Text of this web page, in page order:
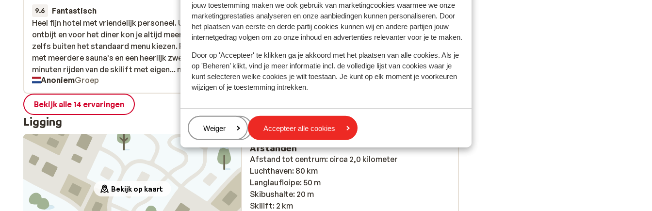
jouw toestemming maken we ook gebruik van marketingcookies waarmee we onze
marketingprestaties analyseren en onze aanbiedingen kunnen personaliseren. Door
het plaatsen van eerste en derde partij cookies kunnen wij en andere partijen jouw
internetgedrag volgen om zo onze inhoud en advertenties relevanter voor je te maken.
Door op 'Accepteer' te klikken ga je akkoord met het plaatsen van alle cookies. Als je
op 'Beheren’ klikt, vind je meer informatie incl. de volledige lijst van cookies waar je
kunt selecteren welke cookies je wilt toestaan. Je kunt op elk moment je voorkeuren
wijzigen of je toestemming intrekken.
Beheren
Weiger Accepteer alle cookies
9.6 Fantastisch
8 mrt. 2026
Heel fijn hotel met vriendelijk personeel. Uitgebreid
ontbijt en voor het diner kon je altijd meer krijgen en
zelfs buiten het standaard menu kiezen. Fijne welness
met meerdere sauna's en een heerlijk zwembad. Op 5
minuten rijden van de skilift met eigen vervoer of de
skibus. Het hotel heeft zelf ook een bus. De kamer is
ruim en met de ramen open af te koelen naar een
comfortabele slaap temperatuur. In de rest van het
hotel was het wel warm. Voor de terug weg kregen we
zelfs nog een lunchpakketje mee.
Heel fijn hotel met vriendelijk personeel. Uitgebreid
ontbijt en voor het diner kon je altijd meer krijgen en
zelfs buiten het standaard menu kiezen. Fijne welness
met meerdere sauna's en een heerlijk zwembad. Op 5
minuten rijden van de skilift met eigen... meer
AnoniemGroep
10 Fantastisch
8 mrt. 2026
Heel gastvrij, niets is te gek. Problemen worden direct
opgelost. warm welkom, echt een “thuis komen”
Heel gastvrij, niets is te gek. Problemen worden direct
opgelost. warm welkom, echt een “thuis komen”
Karin Fine Groep
Bekijk alle 14 ervaringen
Ligging
Bekijk op kaart
Afstanden
Afstand tot centrum: circa 2,0 kilometer
Luchthaven: 80 km
Langlaufloipe: 50 m
Skibushalte: 20 m
Skilift: 2 km